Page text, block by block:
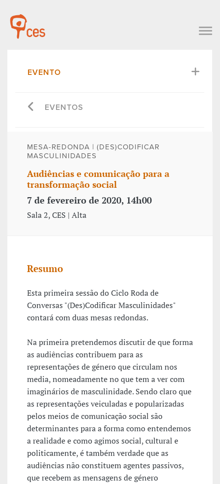
EVENTO
EVENTOS
MESA-REDONDA | (DES)CODIFICAR
MASCULINIDADES
Audiências e comunicação para a
transformação social
7 de fevereiro de 2020, 14h00
Sala 2, CES | Alta
Resumo
Esta primeira sessão do Ciclo Roda de
Conversas "(Des)Codificar Masculinidades"
contará com duas mesas redondas.
Na primeira pretendemos discutir de que forma
as audiências contribuem para as
representações de género que circulam nos
media, nomeadamente no que tem a ver com
imaginários de masculinidade. Sendo claro que
as representações veiculadas e popularizadas
pelos meios de comunicação social são
determinantes para a forma como entendemos
a realidade e como agimos social, cultural e
politicamente, é também verdade que as
audiências não constituem agentes passivos,
que recebem as mensagens de género